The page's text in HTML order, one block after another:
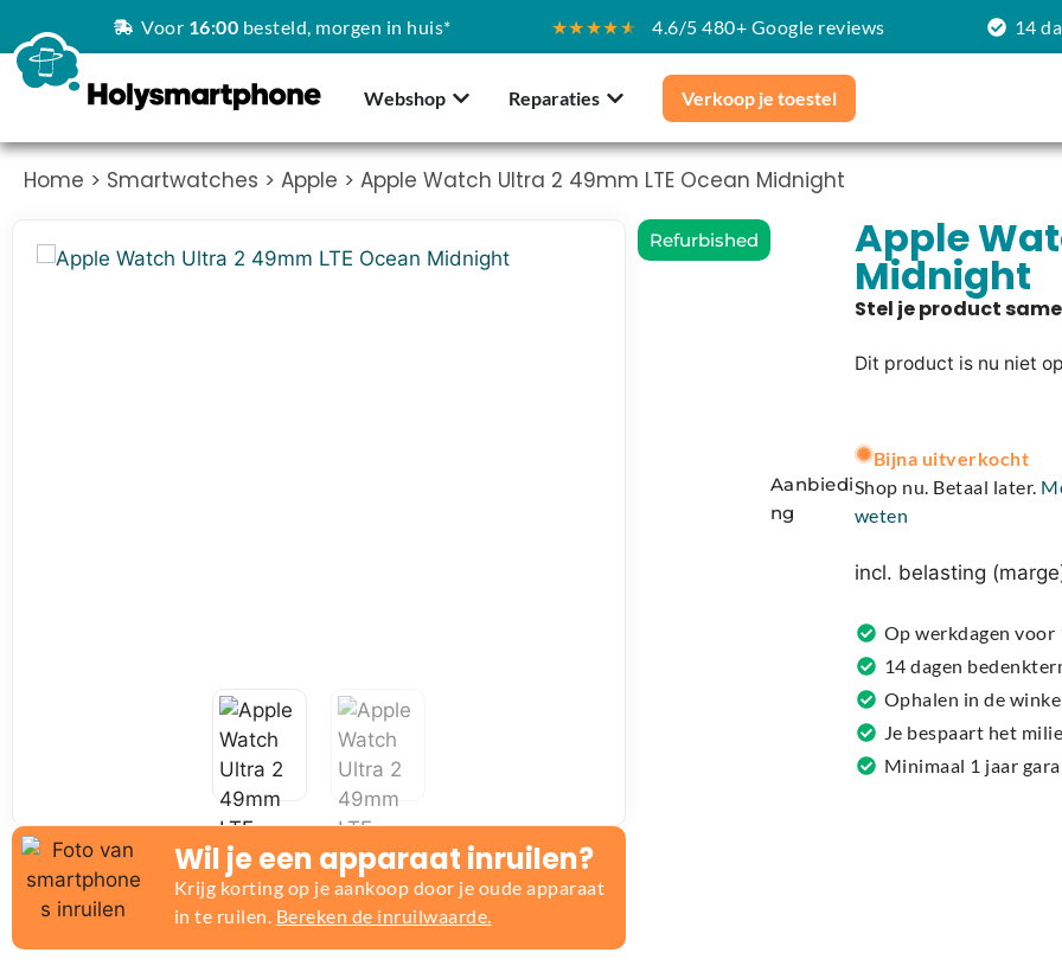
Voor 16:00 besteld, morgen in huis* ★★★★★ 4.6/5 480+ Google reviews 14
Webshop Reparaties Verkoop je toestel
Home > Smartwatches > Apple > Apple Watch Ultra 2 49mm LTE Ocean Midnight
Wil je een apparaat inruilen?
Krijg korting op je aankoop door je oude apparaat
in te ruilen. Bereken de inruilwaarde.
Refurbished
Aanbiedi
ng
Apple
Midnight
Dit product is nu niet
l
t
e
n
t
i
v
e
:
Bijna uitverkocht
Shop nu. Betaal later.
weten
incl. belasting
Op werkdagen
14 dagen
Ophalen in de
Je bespaart het
Minimaal 1 jaar